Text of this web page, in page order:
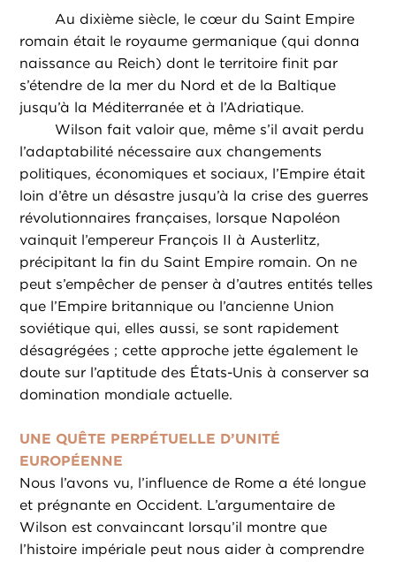
Au dixième siècle, le cœur du Saint Empire
romain était le royaume germanique (qui donna
naissance au Reich) dont le territoire finit par
s’étendre de la mer du Nord et de la Baltique
jusqu’à la Méditerranée et à l’Adriatique.
Wilson fait valoir que, même s’il avait perdu
l’adaptabilité nécessaire aux changements
politiques, économiques et sociaux, l’Empire était
loin d’être un désastre jusqu’à la crise des guerres
révolutionnaires françaises, lorsque Napoléon
vainquit l’empereur François II à Austerlitz,
précipitant la fin du Saint Empire romain. On ne
peut s’empêcher de penser à d’autres entités telles
que l’Empire britannique ou l’ancienne Union
soviétique qui, elles aussi, se sont rapidement
désagrégées ; cette approche jette également le
doute sur l’aptitude des États-Unis à conserver sa
domination mondiale actuelle.
UNE QUÊTE PERPÉTUELLE D’UNITÉ
EUROPÉENNE
Nous l’avons vu, l’influence de Rome a été longue
et prégnante en Occident. L’argumentaire de
Wilson est convaincant lorsqu’il montre que
l’histoire impériale peut nous aider à comprendre